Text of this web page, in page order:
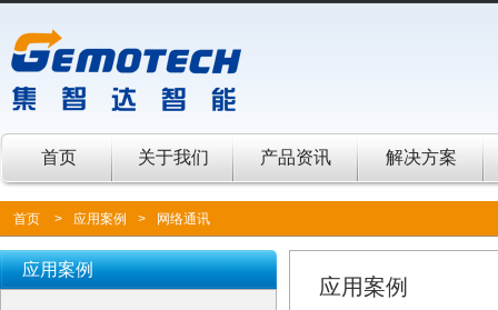
首页 关于我们 产品资讯 解决方案
首页 > 应用案例 > 网络通讯
应用案例
应用案例